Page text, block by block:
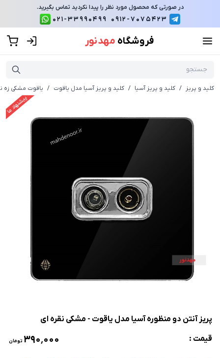
در صورتی که محصول مورد نظر را پیدا نکردید تماس بگیرید.
0912-7075423
021-33990499
فروشگاه مهد نور
کلید و پریز / کلید و پریز آسیا / کلید و پریز آسیا مدل یاقوت / یاقوت مشکی زه
پیشنهاد ما
پریز آنتن دو منظوره آسیا مدل یاقوت - مشکی نقره ای
قیمت :
۳۹۰٬۰۰۰ تومان